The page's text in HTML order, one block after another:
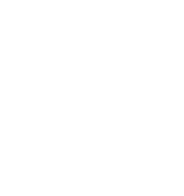
service